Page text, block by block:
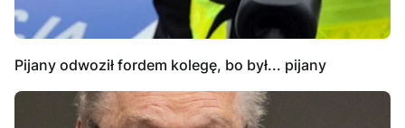
Pijany odwoził fordem kolegę, bo był... pijany